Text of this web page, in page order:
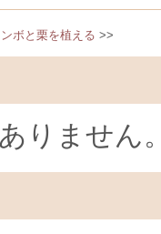
ボと栗を植える
りません